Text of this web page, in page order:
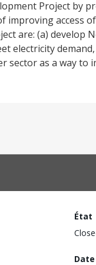
Project by
improving access
are: (a) develop
electricity
sector as a way to
État